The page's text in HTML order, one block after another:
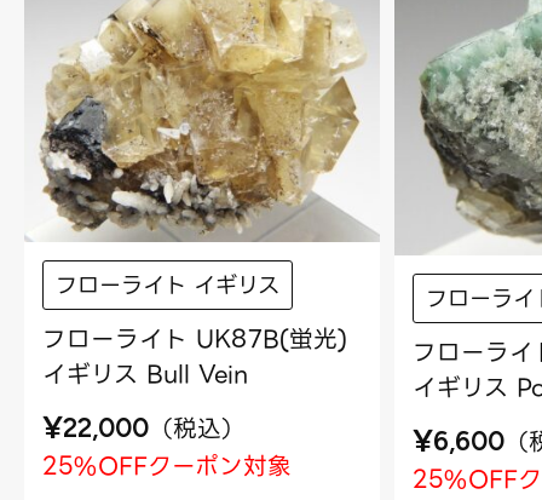
フローライト イギリス
フローライト UK87B(蛍光)
イギリス Bull Vein
¥22,000 （税込）
25%OFFクーポン対象
フローラ
フローラ
イギリス
¥6,600 （
25%OFF